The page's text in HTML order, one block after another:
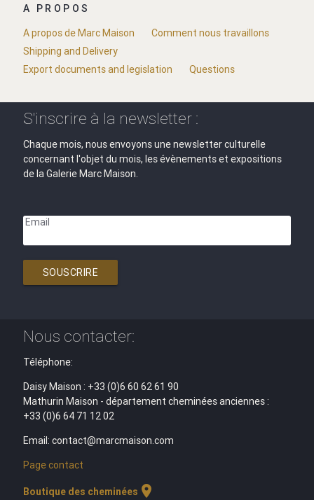
A PROPOS
A propos de Marc Maison
Comment nous travaillons
Shipping and Delivery
Export documents and legislation
Questions
S'inscrire à la newsletter :
Chaque mois, nous envoyons une newsletter culturelle
concernant l'objet du mois, les évènements et expositions
de la Galerie Marc Maison.
Email
SOUSCRIRE
Nous contacter:
Téléphone:
Daisy Maison : +33 (0)6 60 62 61 90
Mathurin Maison - département cheminées anciennes :
+33 (0)6 64 71 12 02
Email: contact@marcmaison.com
Page contact
Boutique des cheminées location_on